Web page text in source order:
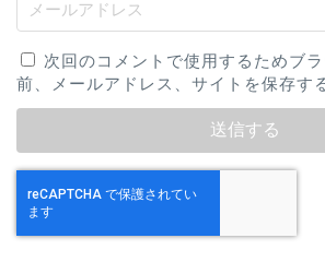
次回のコメントで使用するためブ
前、メールアドレス、サイトを保存す